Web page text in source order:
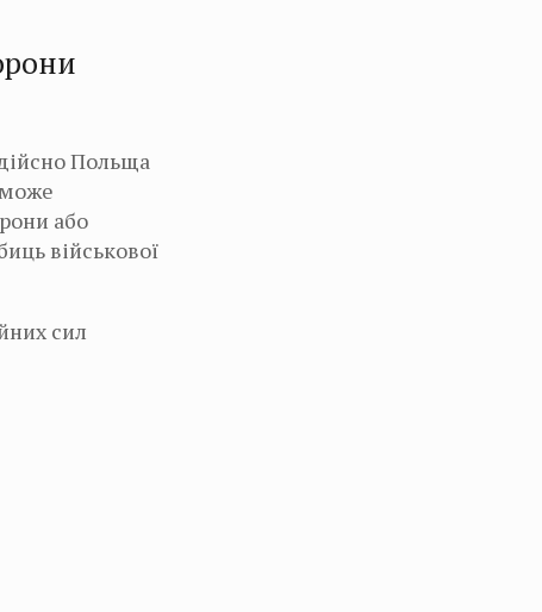
Польща
або
військової
сил